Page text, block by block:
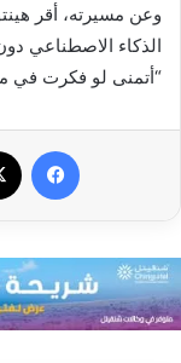
وعن مسيرته، أقر
الذكاء الاصطناعي
“أتمنى لو فكرت في